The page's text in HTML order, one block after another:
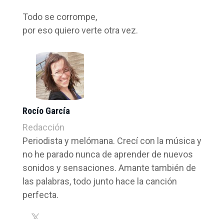
Todo se corrompe,
por eso quiero verte otra vez.
Rocío García
Redacción
Periodista y melómana. Crecí con la música y
no he parado nunca de aprender de nuevos
sonidos y sensaciones. Amante también de
las palabras, todo junto hace la canción
perfecta.